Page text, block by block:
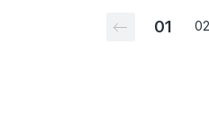
01 02